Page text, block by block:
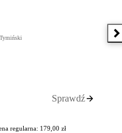
Sprawdź
regularna: 179,00 zł